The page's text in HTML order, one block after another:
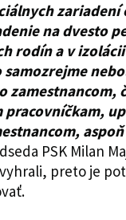
na dvesto
rodín a v
zamestnancom,
PSK Milan
preto je